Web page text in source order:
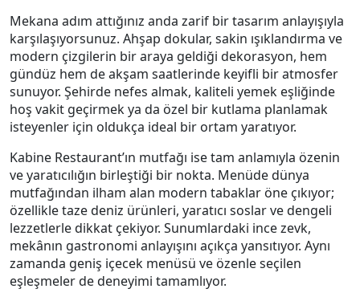
Mekana adım attığınız anda zarif bir tasarım anlayışıyla
karşılaşıyorsunuz. Ahşap dokular, sakin ışıklandırma ve
modern çizgilerin bir araya geldiği dekorasyon, hem
gündüz hem de akşam saatlerinde keyifli bir atmosfer
sunuyor. Şehirde nefes almak, kaliteli yemek eşliğinde
hoş vakit geçirmek ya da özel bir kutlama planlamak
isteyenler için oldukça ideal bir ortam yaratıyor.
Kabine Restaurant’ın mutfağı ise tam anlamıyla özenin
ve yaratıcılığın birleştiği bir nokta. Menüde dünya
mutfağından ilham alan modern tabaklar öne çıkıyor;
özellikle taze deniz ürünleri, yaratıcı soslar ve dengeli
lezzetlerle dikkat çekiyor. Sunumlardaki ince zevk,
mekânın gastronomi anlayışını açıkça yansıtıyor. Aynı
zamanda geniş içecek menüsü ve özenle seçilen
eşleşmeler de deneyimi tamamlıyor.